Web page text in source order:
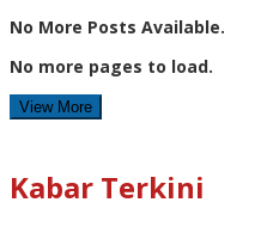
No More Posts Available.
No more pages to load.
View More
Kabar Terkini